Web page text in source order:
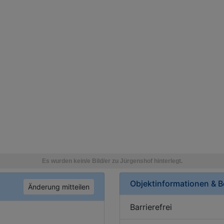
Änderung mitteilen Objektinformationen &
Barrierefrei